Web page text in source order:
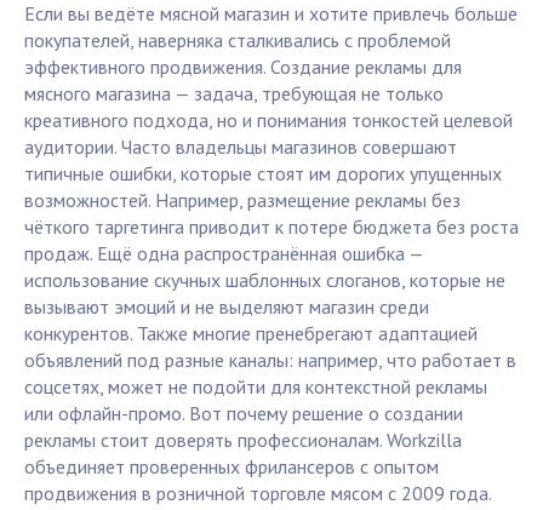
Если вы ведёте мясной магазин и хотите привлечь больше
покупателей, наверняка сталкивались с проблемой
эффективного продвижения. Создание рекламы для
мясного магазина — задача, требующая не только
креативного подхода, но и понимания тонкостей целевой
аудитории. Часто владельцы магазинов совершают
типичные ошибки, которые стоят им дорогих упущенных
возможностей. Например, размещение рекламы без
чёткого таргетинга приводит к потере бюджета без роста
продаж. Ещё одна распространённая ошибка —
использование скучных шаблонных слоганов, которые не
вызывают эмоций и не выделяют магазин среди
конкурентов. Также многие пренебрегают адаптацией
объявлений под разные каналы: например, что работает в
соцсетях, может не подойти для контекстной рекламы
или офлайн-промо. Вот почему решение о создании
рекламы стоит доверять профессионалам. Workzilla
объединяет проверенных фрилансеров с опытом
продвижения в розничной торговле мясом с 2009 года.